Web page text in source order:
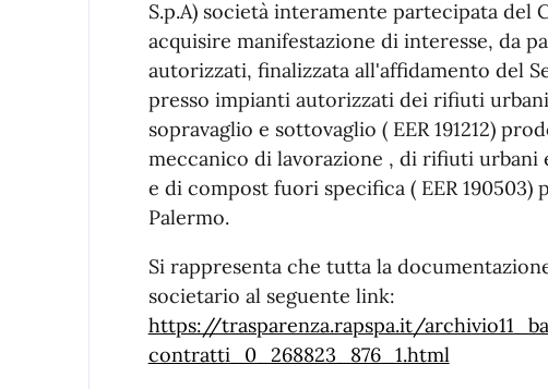
S.p.A) società interamente partecipata del
acquisire manifestazione di interesse, da
autorizzati, finalizzata all'affidamento del
presso impianti autorizzati dei rifiuti urbani
sopravaglio e sottovaglio ( EER 191212)
meccanico di lavorazione , di rifiuti urbani
e di compost fuori specifica ( EER
Palermo.
Si rappresenta che tutta la
societario al seguente link:
https://trasparenza.rapspa.it/
contratti_0_268823_876_1.html